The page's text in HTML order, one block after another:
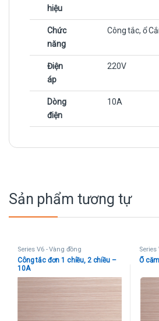
hiệu
Chức
năng
Công tắc, ổ
Điện
áp
220V
Dòng
điện
10A
Sản phẩm tương tự
Series V6 - Vàng đồng
Công tắc đơn 1 chiều, 2 chiều –
10A
Series
Ổ